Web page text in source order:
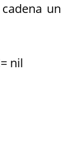
un
nil